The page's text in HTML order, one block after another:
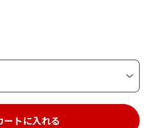
ートに入れる